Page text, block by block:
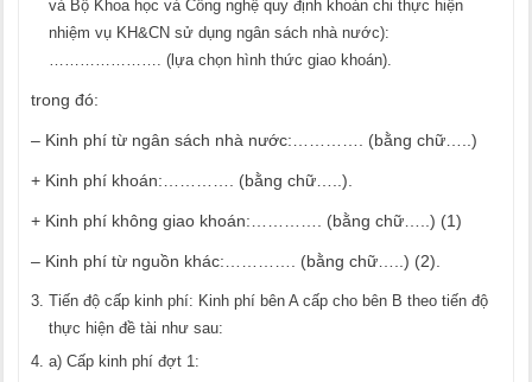
và Bộ Khoa học và Công nghệ quy định khoán chi thực hiện
nhiệm vụ KH&CN sử dụng ngân sách nhà nước):
…………………. (lựa chọn hình thức giao khoán).
trong đó:
– Kinh phí từ ngân sách nhà nước:…………. (bằng chữ…..)
+ Kinh phí khoán:…………. (bằng chữ…..).
+ Kinh phí không giao khoán:…………. (bằng chữ…..) (1)
– Kinh phí từ nguồn khác:…………. (bằng chữ…..) (2).
Tiến độ cấp kinh phí: Kinh phí bên A cấp cho bên B theo tiến độ
thực hiện đề tài như sau:
a) Cấp kinh phí đợt 1: